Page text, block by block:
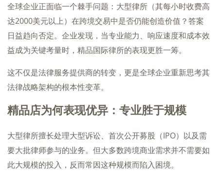
全球企业正面临一个棘手问题：大型律所（其每小时收费高
达2000美元以上）在跨境交易中是否仍能创造价值？答案
日益趋向否定。企业发现，当专业能力、响应速度和成本效
益成为关键考量时，精品国际律所的表现更胜一筹。
这不仅是法律服务提供商的转变，更是全球企业重新思考其
法律战略架构的根本性变革。
精品店为何表现优异：专业胜于规模
大型律所擅长处理大型诉讼、首次公开募股（IPO）以及需
要大批律师参与的业务。但大多数跨境商业需求并不需要如
此大规模的投入，反而常因这种规模而陷入困境。